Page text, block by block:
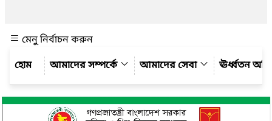
মেনু নির্বাচন করুন
আমাদের সম্পর্কে
আমাদের সেবা ঊর্ধ্বতন